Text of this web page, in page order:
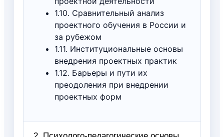
1.10. Сравнительный анализ
проектного обучения в России и
за рубежом
1.11. Институциональные основы
внедрения проектных практик
1.12. Барьеры и пути их
преодоления при внедрении
проектных форм